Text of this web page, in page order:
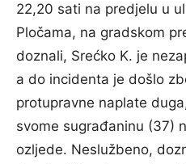
22,20 sati na predjelu u
Pločama, na gradskom
doznali, Srećko K. je
a do incidenta je došlo
protupravne naplate
svome sugrađaninu (37)
ozljede. Neslužbeno,